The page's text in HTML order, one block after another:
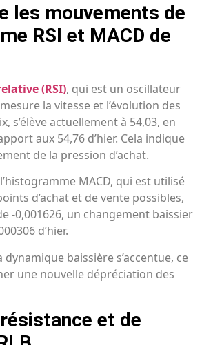
les mouvements de
RSI et MACD de
(RSI), qui est un oscillateur
la vitesse et l’évolution des
s’élève actuellement à 54,03, en
aux 54,76 d’hier. Cela indique
de la pression d’achat.
MACD, qui est utilisé
d’achat et de vente possibles,
-0,001626, un changement baissier
d’hier.
dynamique baissière s’accentue, ce
une nouvelle dépréciation des
et de